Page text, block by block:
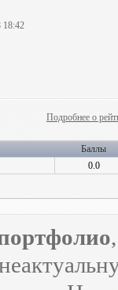
18:42
Подробнее о
Баллы
0.0